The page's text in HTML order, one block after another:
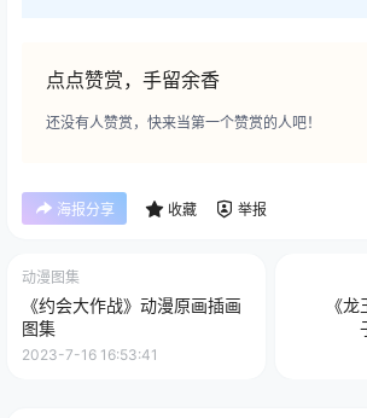
点点赞赏，手留余香
还没有人赞赏，快来当第一个赞赏的人吧！
海报分享 收藏 举报
动漫图集
《约会大作战》动漫原画插画
图集
2023-7-16 16:53:41
《